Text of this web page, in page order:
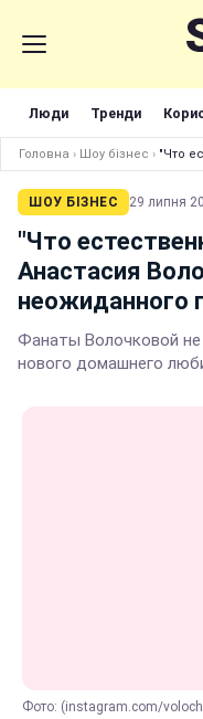
Люди Тренди
Головна › Шоу бізнес › "Что
ШОУ БІЗНЕС 29 липня
"Что
Анастасия
неожиданного
Фанаты Волочковой
нового домашнего
Фото: (instagram.com/